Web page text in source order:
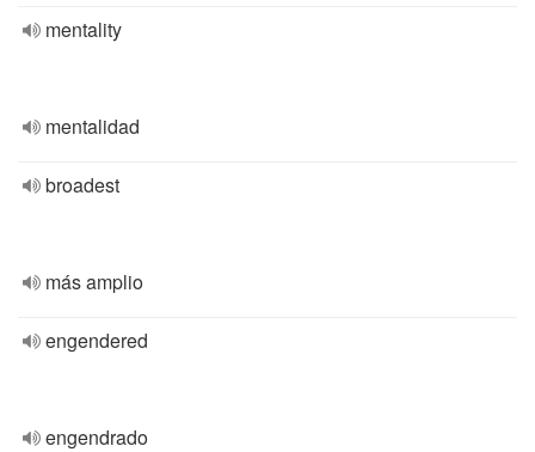
mentality
mentalidad
broadest
más amplio
engendered
engendrado